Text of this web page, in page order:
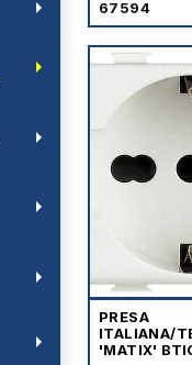
arrow_right
arrow_right
arrow_right
arrow_right
arrow_right
arrow_right
67594
PRESA
ITALIANA/
'MATIX'